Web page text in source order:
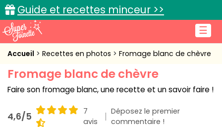
☰
Guide et recettes minceur >>
Accueil
Recettes de cuisine
Cuisine pratique
L'actu cuisine
Accueil Recettes en photos Fromage blanc de chèvre
Fromage blanc de chèvre
Faire son fromage blanc, une recette et un savoir faire !
4,6/5
7
avis
Déposez le premier
commentaire !